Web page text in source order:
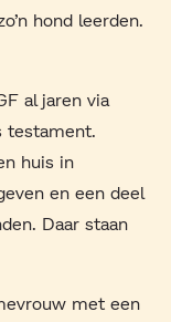
hond leerden.
al jaren via
testament.
huis in
en een deel
Daar staan
met een